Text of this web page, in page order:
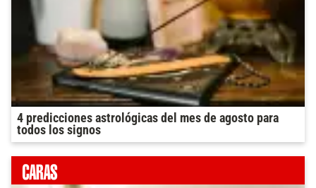
4 predicciones astrológicas del mes de agosto para
todos los signos